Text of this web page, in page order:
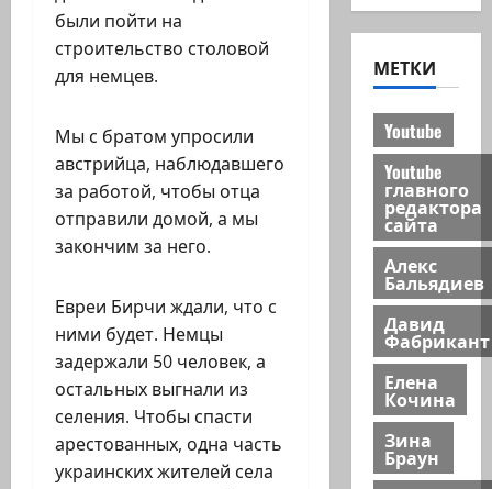
были пойти на
строительство столовой
для немцев.
Мы с братом упросили
австрийца, наблюдавшего
за работой, чтобы отца
отправили домой, а мы
закончим за него.
Евреи Бирчи ждали, что с
ними будет. Немцы
задержали 50 человек, а
остальных выгнали из
селения. Чтобы спасти
арестованных, одна часть
украинских жителей села
МЕТКИ
Youtube
Youtube
главного
редактора
сайта
Алекс
Бальядиев
Давид
Фабрикант
Елена
Кочина
Зина
Браун